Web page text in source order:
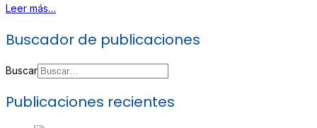
Leer más…
Buscador de publicaciones
Buscar
Publicaciones recientes